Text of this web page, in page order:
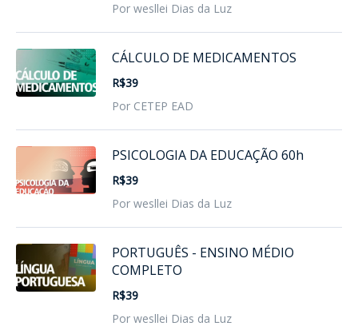
Por wesllei Dias da Luz
CÁLCULO DE MEDICAMENTOS
R$39
Por CETEP EAD
PSICOLOGIA DA EDUCAÇÃO 60h
R$39
Por wesllei Dias da Luz
PORTUGUÊS - ENSINO MÉDIO
COMPLETO
R$39
Por wesllei Dias da Luz